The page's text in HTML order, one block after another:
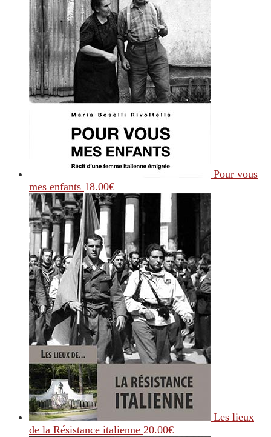
Pour vous
mes enfants 18.00€
Les lieux
de la Résistance italienne 20.00€